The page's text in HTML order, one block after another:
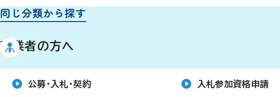
同じ分類から探す
事業者の方へ
公募・入札・契約 入札参加資格申請